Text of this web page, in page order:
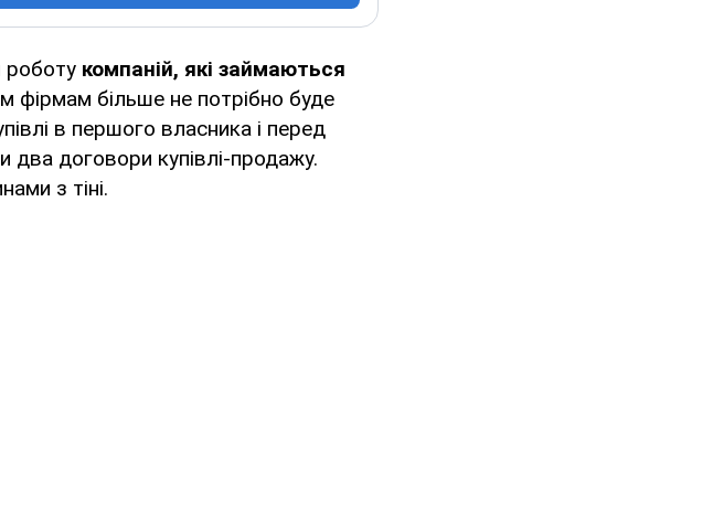
роботу компаній, які займаються
фірмам більше не потрібно буде
в першого власника і перед
договори купівлі-продажу.
з тіні.